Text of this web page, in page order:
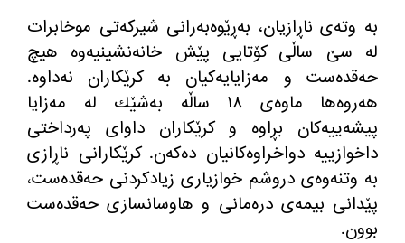
به‌ وته‌ی ناڕازیان، به‌ڕێوه‌به‌رانی شیركه‌تی موخابرات
له‌ سێ ساڵی كۆتایی پێش خانه‌نشینیه‌وه‌ هیچ
حه‌قده‌ست و مه‌زایایه‌كیان به‌ كرێكاران نه‌داوه‌.
هه‌روه‌ها ماوه‌ی ١٨ ساڵه‌ به‌شێك له‌ مه‌زایا
پیشه‌ییه‌كان بڕاوه‌ و كرێكاران داوای په‌رداختی
داخوازییه‌ دواخراوه‌كانیان ده‌كه‌ن. كرێكارانی ناڕازی
به‌ وتنه‌وه‌ی دروشم خوازیاری زیادكردنی حه‌قده‌ست،
پێدانی بیمه‌ی دره‌مانی و هاوسانسازی حه‌قده‌ست
بوون.